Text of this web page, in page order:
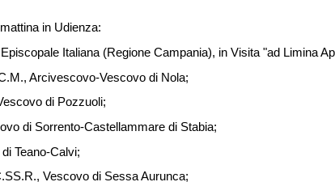
in Udienza:
Italiana (Regione Campania), in Visita "ad Limina
Arcivescovo-Vescovo di Nola;
di Pozzuoli;
di Sorrento-Castellammare di Stabia;
Teano-Calvi;
Vescovo di Sessa Aurunca;